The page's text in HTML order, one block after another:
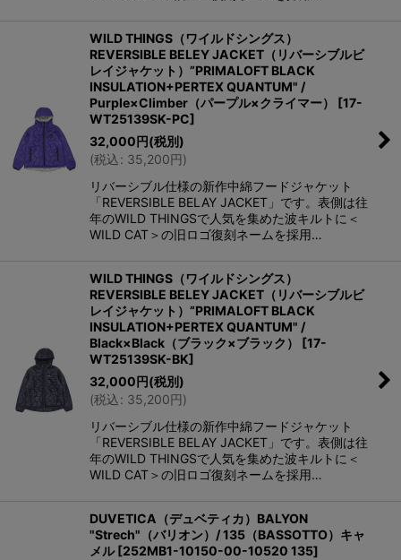
WILD THINGS（ワイルドシングス）
REVERSIBLE BELEY JACKET（リバーシブルビ
レイジャケット）”PRIMALOFT BLACK
INSULATION+PERTEX QUANTUM" /
Purple×Climber（パープル×クライマー）
[17-
WT25139SK-PC]
32,000円(税別)
(税込: 35,200円)
リバーシブル仕様の新作中綿フードジャケット
「REVERSIBLE BELAY JACKET」です。表側は往
年のWILD THINGSで人気を集めた波キルトに＜
WILD CAT＞の旧ロゴ復刻ネームを採用…
WILD THINGS（ワイルドシングス）
REVERSIBLE BELEY JACKET（リバーシブルビ
レイジャケット）”PRIMALOFT BLACK
INSULATION+PERTEX QUANTUM" /
Black×Black（ブラック×ブラック）
[17-
WT25139SK-BK]
32,000円(税別)
(税込: 35,200円)
リバーシブル仕様の新作中綿フードジャケット
「REVERSIBLE BELAY JACKET」です。表側は往
年のWILD THINGSで人気を集めた波キルトに＜
WILD CAT＞の旧ロゴ復刻ネームを採用…
DUVETICA（デュベティカ）BALYON
"Strech"（バリオン）/ 135（BASSOTTO）キャ
メル [252MB1-10150-00-10520 135]